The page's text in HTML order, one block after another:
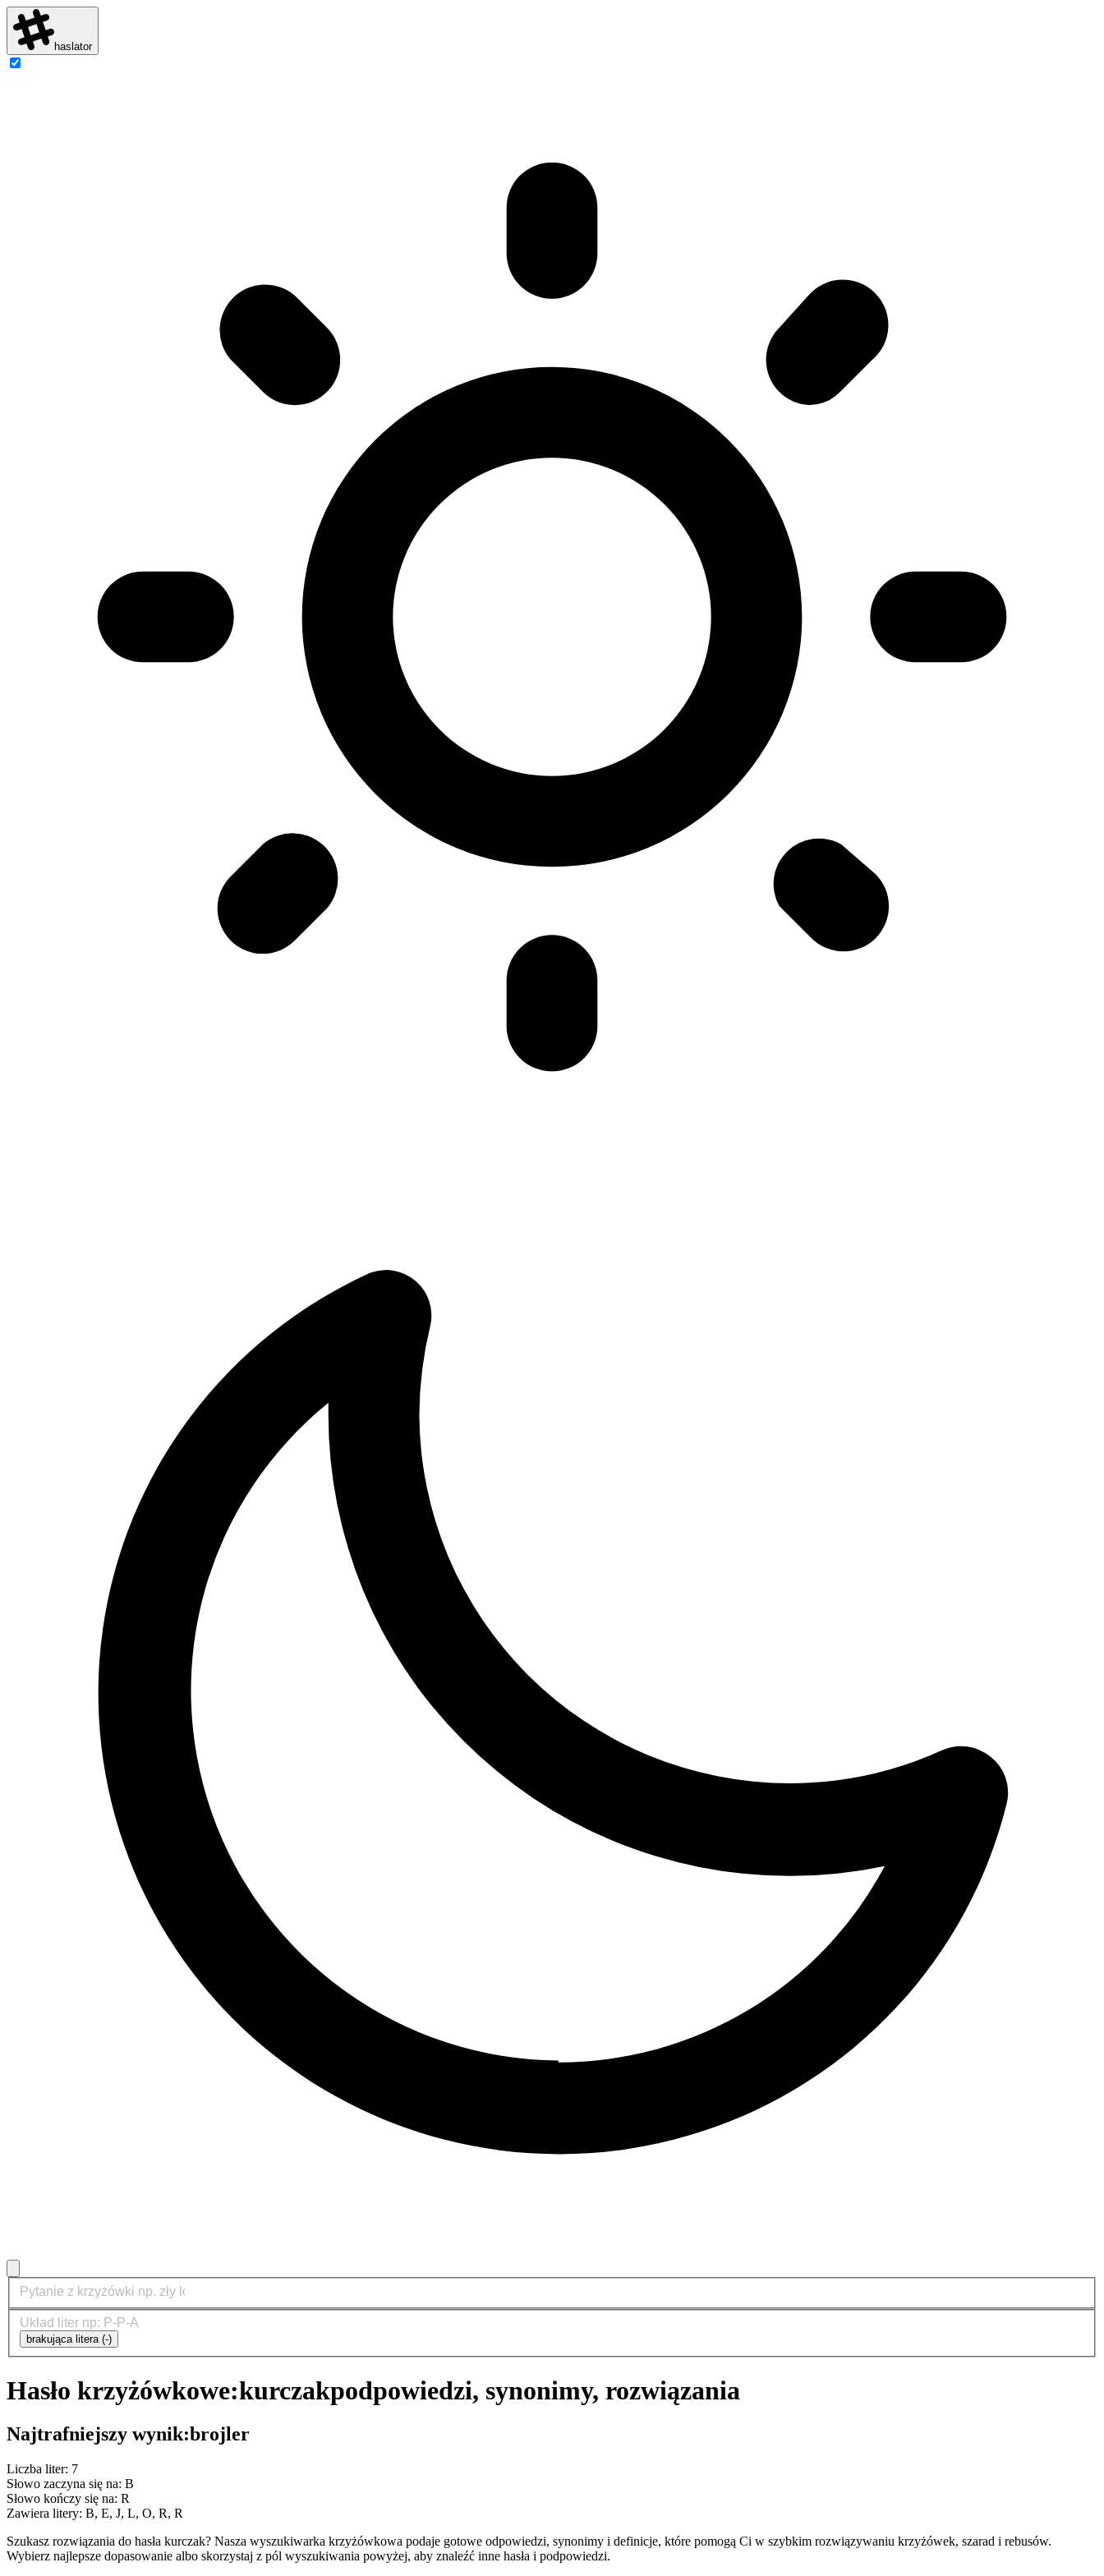
haslator
brakująca litera (-)
Hasło krzyżówkowe:kurczakpodpowiedzi, synonimy, rozwiązania
Najtrafniejszy wynik:brojler
Liczba liter: 7
Słowo zaczyna się na: B
Słowo kończy się na: R
Zawiera litery: B, E, J, L, O, R, R
Szukasz rozwiązania do hasła kurczak? Nasza wyszukiwarka krzyżówkowa podaje gotowe odpowiedzi, synonimy i definicje, które pomogą Ci w szybkim rozwiązywaniu krzyżówek, szarad i rebusów.
Wybierz najlepsze dopasowanie albo skorzystaj z pól wyszukiwania powyżej, aby znaleźć inne hasła i podpowiedzi.